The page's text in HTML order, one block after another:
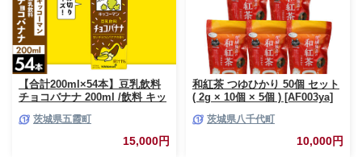
【合計200ml×54本】豆乳飲料
チョコバナナ 200ml /飲料 キッ
ナナチョコ 豆乳 豆乳飲料 大豆
パック セット 定番 おやつ 飲み
切り おすすめ 茨城県 五霞町
茨城県五霞町
15,000円
和紅茶 つゆひかり 50個 セット
( 2g × 10個 × 5個 ) [AF003ya]
茨城県八千代町
10,000円